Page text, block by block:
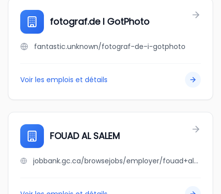
fotograf.de I GotPhoto
fantastic.unknown/fotograf-de-i-gotphoto
Voir les emplois et détails
FOUAD AL SALEM
jobbank.gc.ca/browsejobs/employer/fouad+al+salem/ca